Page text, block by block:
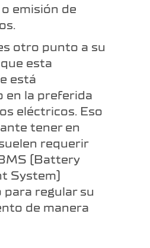
emisión de
otro punto a su
esta
está
en la preferida
eléctricos. Eso
tener en
requerir
(Battery
System)
regular su
de manera